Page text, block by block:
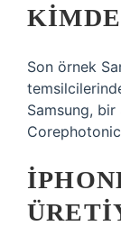
Son örnek
Samsung, bir